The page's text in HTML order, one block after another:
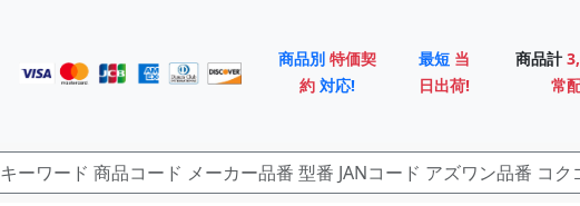
商品別 特価契
約 対応!
最短 当
日出荷!
商品計
常